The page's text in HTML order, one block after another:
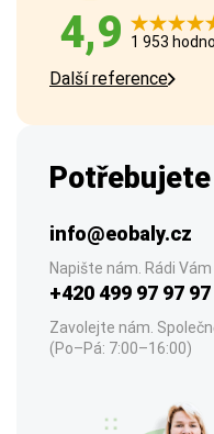
4,9 1 953
Další reference
info@eobaly.cz
Napište nám. Rádi
+420 499 97 97 97
Zavolejte nám.
(Po–Pá: 7:00–16:00)